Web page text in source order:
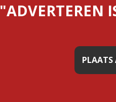
"ADVERTEREN
PLAATS